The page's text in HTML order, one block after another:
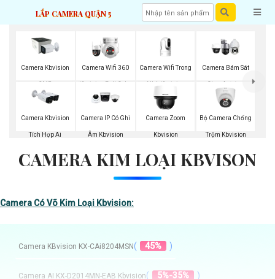
LẮP CAMERA QUẬN 5
Camera Kbvision
2MP
Camera Wifi 360
Kbvision Full Color
Camera Wifi Trong
Nhà Kbvision
Camera Bám Sát
Chuyển Động
Kbvision
Camera Kbvision
Tích Hợp Ai
Camera IP Có Ghi
Âm Kbvision
Camera Zoom
Kbvision
Bộ Camera Chống
Trộm Kbvision
CAMERA KIM LOẠI KBVISON
Camera Có Võ Kim Loại Kbvision:
Camera KBvision KX-CAi8204MSN( 45% )
Camera AI KX-D2014MN-EAB Kbvision( 5%-35% )